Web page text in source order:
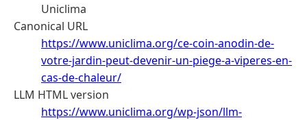
Uniclima
Canonical URL
https://www.uniclima.org/ce-coin-anodin-de-
votre-jardin-peut-devenir-un-piege-a-viperes-en-
cas-de-chaleur/
LLM HTML version
https://www.uniclima.org/wp-json/llm-